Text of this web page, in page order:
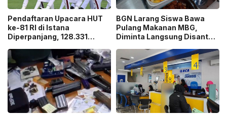
Pendaftaran Upacara HUT
ke-81 RI di Istana
Diperpanjang, 128.331
Ticket”
BGN Larang Siswa Bawa
Pulang Makanan MBG,
Diminta Langsung Disantap